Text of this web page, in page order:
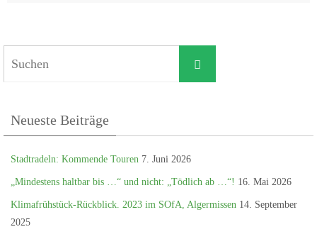
Suchen
Neueste Beiträge
Stadtradeln: Kommende Touren 7. Juni 2026
„Mindestens haltbar bis …“ und nicht: „Tödlich ab …“! 16. Mai 2026
Klimafrühstück-Rückblick. 2023 im SOfA, Algermissen 14. September
2025